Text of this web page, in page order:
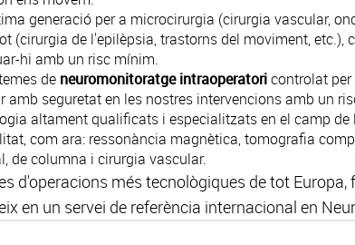
generació per a microcirurgia (cirurgia vascular,
(cirurgia de l'epilèpsia, trastorns del moviment, etc.),
hi amb un risc mínim.
de neuromonitoratge intraoperatoricontrolat per
seguretat en les nostres intervencions amb un
altament qualificats i especialitzats en el camp de
com ara: ressonància magnètica, tomografia
de columna i cirurgia vascular.
d'operacions més tecnològiques de tot
en un servei de referència internacional en